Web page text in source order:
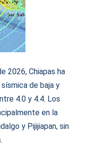
2026, Chiapas ha
de baja y
4.0 y 4.4. Los
en la
y Pijijiapan, sin